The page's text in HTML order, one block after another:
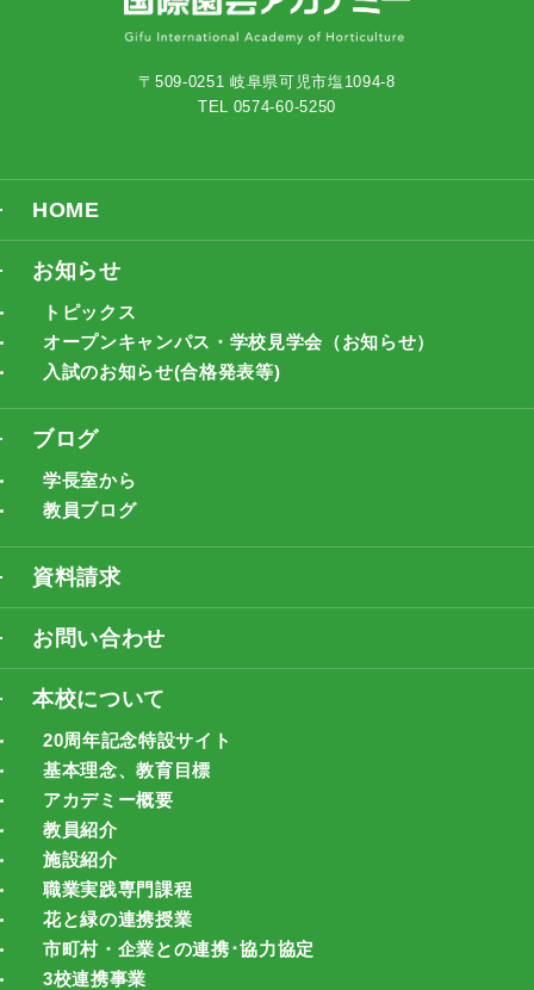
〒509-0251 岐阜県可児市塩1094-8
TEL 0574-60-5250
HOME
お知らせ
トピックス
オープンキャンパス・学校見学会（お知らせ）
入試のお知らせ(合格発表等)
ブログ
学長室から
教員ブログ
資料請求
お問い合わせ
本校について
20周年記念特設サイト
基本理念、教育目標
アカデミー概要
教員紹介
施設紹介
職業実践専門課程
花と緑の連携授業
市町村・企業との連携･協力協定
3校連携事業